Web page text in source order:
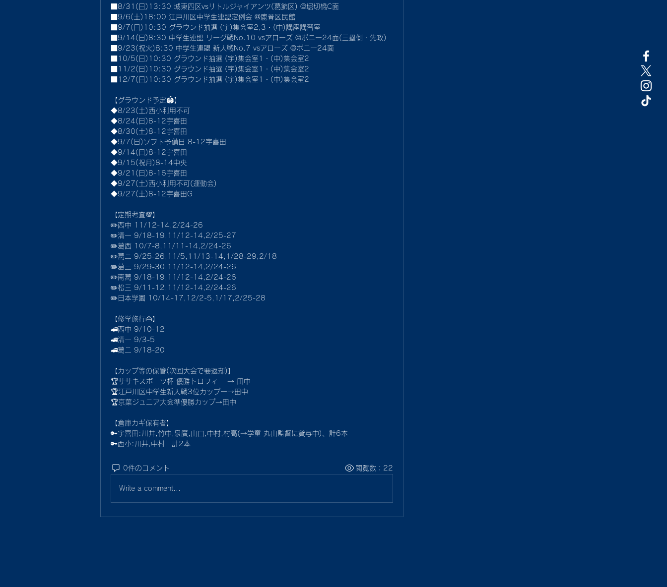
■8/31(日)13:30 城東四区vsリトルジャイアンツ(葛飾区) @堀切橋C面
■9/6(土)18:00 江戸川区中学生連盟定例会 @鹿骨区民館
■9/7(日)10:30 グラウンド抽選 (宇)集会室2,3・(中)講座講習室
■9/14(日)8:30 中学生連盟 リーグ戦No.10 vsアローズ @ポニー24面(三塁側・先攻)
■9/23(祝火)8:30 中学生連盟 新人戦No.7 vsアローズ @ポニー24面
■10/5(日)10:30 グラウンド抽選 (宇)集会室1・(中)集会室2
■11/2(日)10:30 グラウンド抽選 (宇)集会室1・(中)集会室2
■12/7(日)10:30 グラウンド抽選 (宇)集会室1・(中)集会室2
【グラウンド予定🏟】
◆8/23(土)西小利用不可
◆8/24(日)8-12宇喜田
◆8/30(土)8-12宇喜田
◆9/7(日)ソフト予備日 8-12宇喜田
◆9/14(日)8-12宇喜田
◆9/15(祝月)8-14中央
◆9/21(日)8-16宇喜田
◆9/27(土)西小利用不可(運動会)
◆9/27(土)8-12宇喜田G
【定期考査💯】
✏️西中 11/12-14,2/24-26
✏️清一 9/18-19,11/12-14,2/25-27
✏️葛西 10/7-8,11/11-14,2/24-26
✏️葛ニ 9/25-26,11/5,11/13-14,1/28-29,2/18
✏️葛三 9/29-30,11/12-14,2/24-26
✏️南葛 9/18-19,11/12-14,2/24-26
✏️松三 9/11-12,11/12-14,2/24-26
✏️日本学園 10/14-17,12/2-5,1/17,2/25-28
【修学旅行👜】
🚅西中 9/10-12
🚅清一 9/3-5
🚅葛ニ 9/18-20
【カップ等の保管(次回大会で要返却)】
🏆ササキスポーツ杯 優勝トロフィー → 田中
🏆江戸川区中学生新人戦3位カップー→田中
🏆京葉ジュニア大会準優勝カップ→田中
【倉庫カギ保有者】
🔑宇喜田:川井,竹中,泉廣,山口,中村,村高(→学童 丸山監督に貸与中)、計6本
🔑西小:川井,中村　計2本
0件のコメント 閲覧数：22
Write a comment...